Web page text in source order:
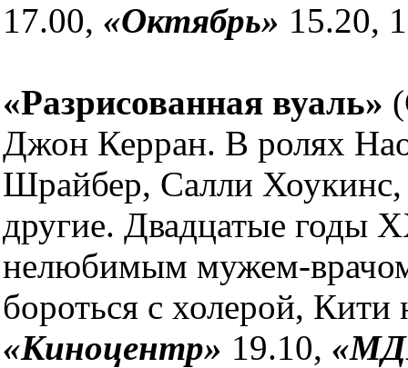
17.00, «Октябрь» 15.20,
«Разрисованная вуаль»
Джон Керран. В ролях
Шрайбер, Салли
другие. Двадцатые годы
нелюбимым мужем-
бороться с холерой,
«Киноцентр» 19.10,